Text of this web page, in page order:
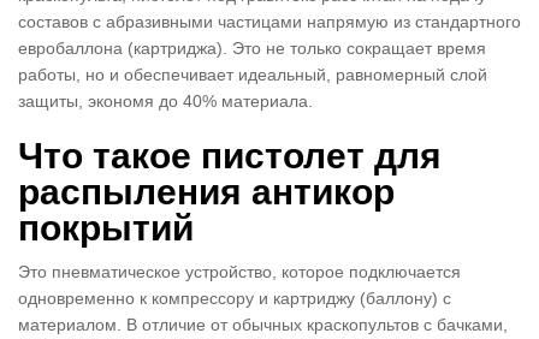
составов с абразивными частицами напрямую из стандартного
евробаллона (картриджа). Это не только сокращает время
работы, но и обеспечивает идеальный, равномерный слой
защиты, экономя до 40% материала.
Что такое пистолет для
распыления антикор
покрытий
Это пневматическое устройство, которое подключается
одновременно к компрессору и картриджу (баллону) с
материалом. В отличие от обычных краскопультов с бачками,